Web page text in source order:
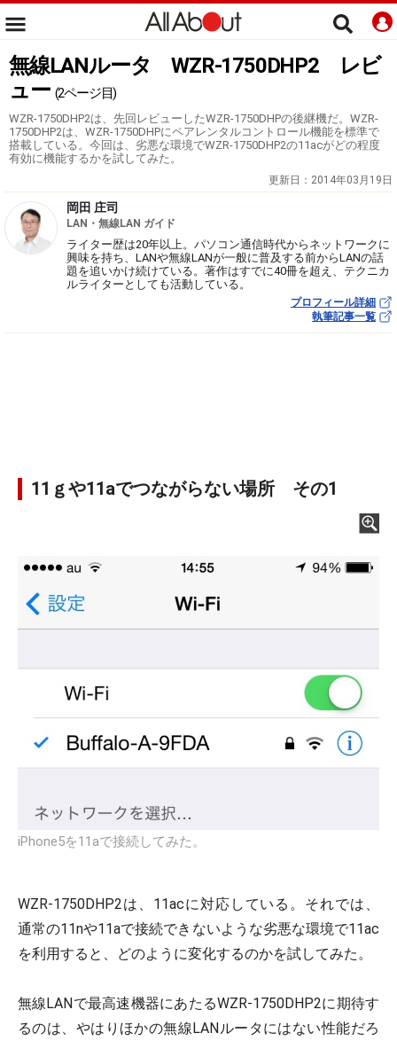
無線LANルータ WZR-1750DHP2 レビ
ュー (2ページ目)
WZR-1750DHP2は、先回レビューしたWZR-1750DHPの後継機だ。WZR-
1750DHP2は、WZR-1750DHPにペアレンタルコントロール機能を標準で
搭載している。今回は、劣悪な環境でWZR-1750DHP2の11acがどの程度
有効に機能するかを試してみた。
更新日： 2014年03月19日
岡田 庄司
LAN・無線LAN ガイド
ライター歴は20年以上。パソコン通信時代からネットワークに
興味を持ち、LANや無線LANが一般に普及する前からLANの話
題を追いかけ続けている。著作はすでに40冊を超え、テクニカ
ルライターとしても活動している。
プロフィール詳細
執筆記事一覧
11ｇや11aでつながらない場所 その1
iPhone5を11aで接続してみた。
WZR-1750DHP2は、11acに対応している。それでは、
通常の11nや11aで接続できないような劣悪な環境で11ac
を利用すると、どのように変化するのかを試してみた。
無線LANで最高速機器にあたるWZR-1750DHP2に期待す
るのは、やはりほかの無線LANルータにはない性能だろ